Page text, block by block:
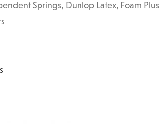
Springs, Dunlop Latex, Foam Plus